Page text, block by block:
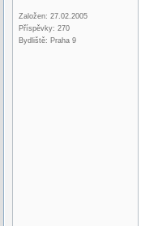
Založen: 27.02.2005
Příspěvky: 270
Bydliště: Praha 9